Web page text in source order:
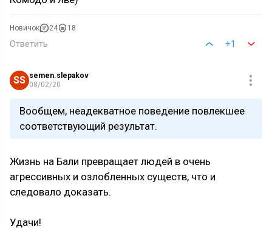
Новичок 24 18
Ответить +1
SS semen.slepakov
08/02/20
Вообщем, неадекватное поведение повлекшее
соответствующий результат.
Жизнь на Бали превращает людей в очень
агрессивных и озлобленных существ, что и
следовало доказать.
Удачи!